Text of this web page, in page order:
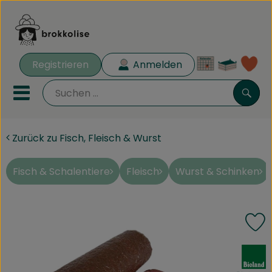
Registrieren Anmelden
Mobiles Menu öffnen oder
Biokisten
Rezeptkisten
Obst & Gemüse
Zurück zu Fisch, Fleisch & Wurst
Fisch & Schalentiere Fleisch Wurst & Schinken